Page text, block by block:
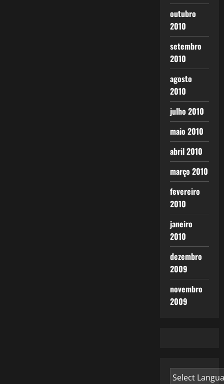
outubro
2010
setembro
2010
agosto
2010
julho 2010
maio 2010
abril 2010
março 2010
fevereiro
2010
janeiro
2010
dezembro
2009
novembro
2009